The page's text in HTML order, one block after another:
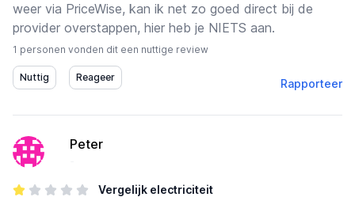
weer via PriceWise, kan ik net zo goed direct bij de
provider overstappen, hier heb je NIETS aan.
1 personen vonden dit een nuttige review
Rapporteer
Peter
Vergelijk electriciteit